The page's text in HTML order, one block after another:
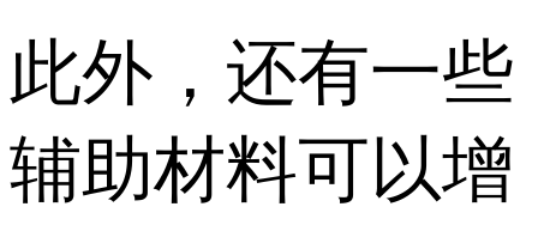
此外，还有一些
辅助材料可以增